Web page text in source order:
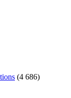
(4 686)